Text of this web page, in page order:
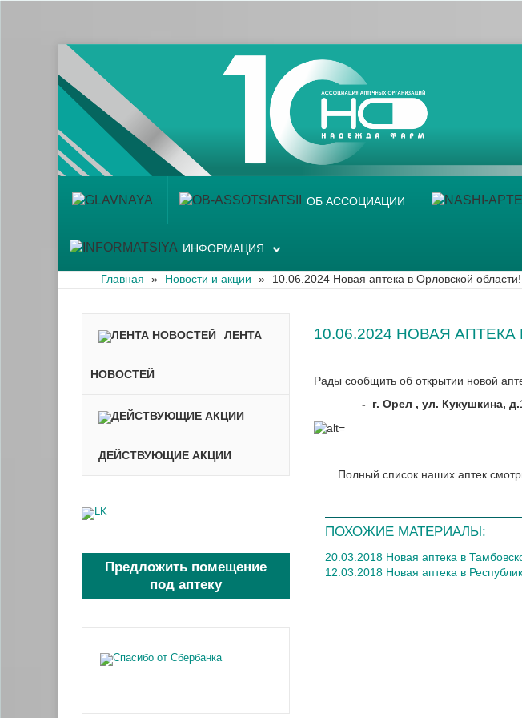
Об ассоциации
Наши аптеки
Новости и акции
Информация
ОБ АССОЦИАЦИИ
ИНФОРМАЦИЯ
Главная » Новости и акции » 10.06.2024 Новая аптека в Орловской области!
10.06.2024 НОВАЯ
Рады сообщить об открытии новой
-
г. Орел , ул. Кукушкина,
Полный список наших аптек
ПОХОЖИЕ МАТЕРИАЛЫ:
20.03.2018 Новая аптека в
12.03.2018 Новая аптека в
ЛЕНТА
НОВОСТЕЙ
ДЕЙСТВУЮЩИЕ АКЦИИ
Предложить помещение
под аптеку